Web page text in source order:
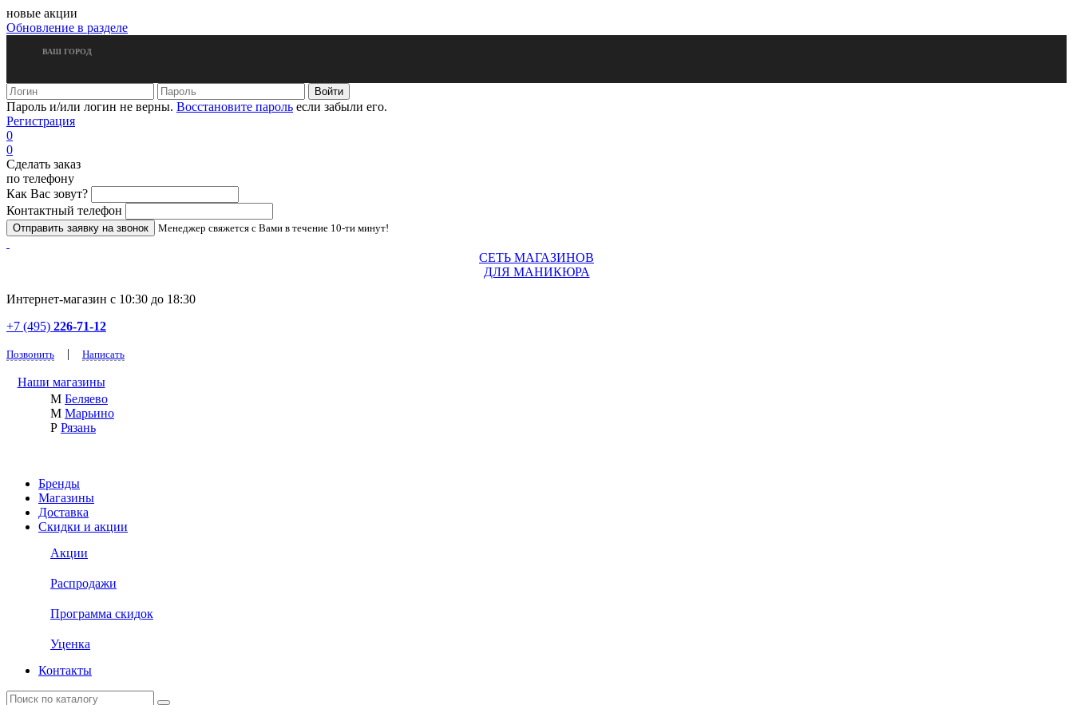
новые акции
Обновление в разделе
ВАШ ГОРОД
Пароль и/или логин не верны. Восстановите пароль если забыли его.
Регистрация
0
0
Сделать заказ
по телефону
Как Вас зовут?
Контактный телефон
Менеджер свяжется с Вами в течение 10-ти минут!
СЕТЬ МАГАЗИНОВ
ДЛЯ МАНИКЮРА
Интернет-магазин с 10:30 до 18:30
+7 (495) 226-71-12
Позвонить | Написать
Наши магазины
М Беляево
М Марьино
Р Рязань
Бренды
Магазины
Доставка
Скидки и акции
Акции
Распродажи
Программа скидок
Уценка
Контакты